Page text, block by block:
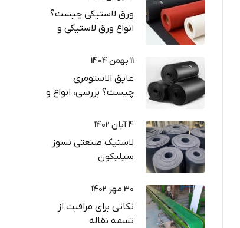
ورق لاستیکی چیست؟
انواع ورق لاستیکی و
11 بهمن 1404
عایق الاستومری
چیست؟ بررسی، انواع و
4 آبان 1402
لاستیک صنعتی نسوز
سیلیکون
30 مهر 1402
نکاتی برای مراقبت از
تسمه نقاله